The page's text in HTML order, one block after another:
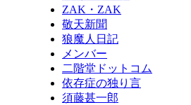
ZAK・ZAK
敬天新聞
狼魔人日記
メンバー
二階堂ドットコム
依存症の独り言
須藤甚一郎